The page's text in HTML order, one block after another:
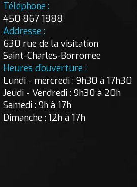
Téléphone :
450 867 1888
Addresse :
630 rue de la visitation
Saint-Charles-Borromee
Heures d’ouverture :
Lundi - mercredi : 9h30 à 17h30
Jeudi - Vendredi : 9h30 à 20h
Samedi : 9h à 17h
Dimanche : 12h à 17h